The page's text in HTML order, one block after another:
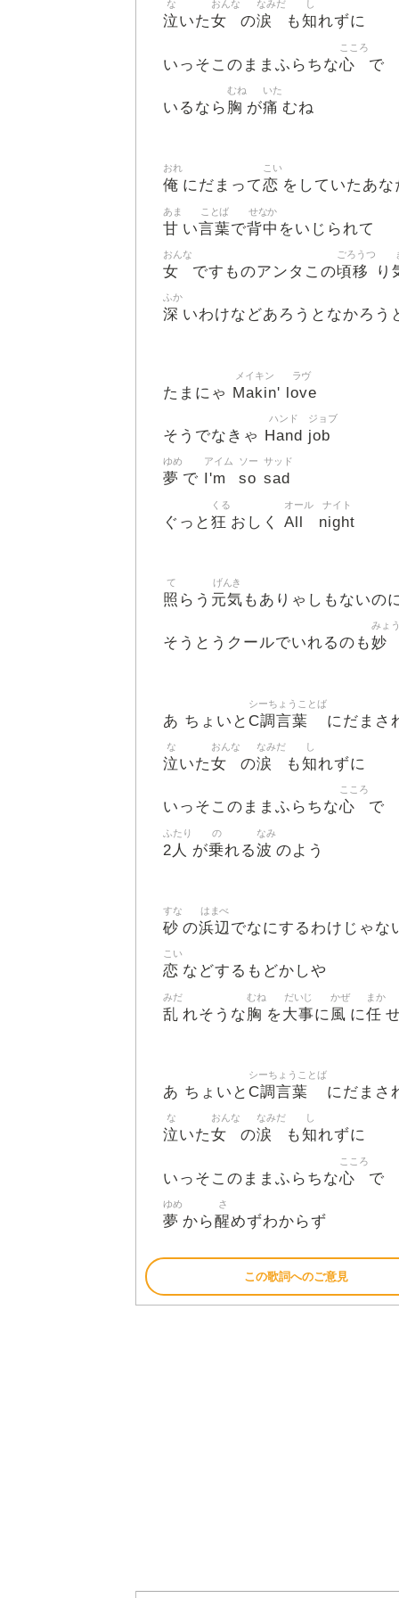
泣
な
いた女
おんな
の涙
なみだ
も知
し
れずに
いっそこのままふらちな心
こころ
で
いるなら 胸
むね
が痛
いた
むね
俺
おれ
にだまって恋
こい
をしていたあ
甘
あま
い言葉
ことば
で背中
せなか
をいじられて
女
おんな
ですものアンタこの頃移
ごろうつ
り
深
ふか
いわけなどあろうとなかろう
たまにゃ Makin
メイキン
' love
ラヴ
そうでなきゃ Hand
ハンド
job
ジョブ
夢
ゆめ
で I'm
アイム
so
ソー
sad
サッド
ぐっと 狂
くる
おしく All
オール
night
ナイト
照
て
らう 元気
げんき
もありゃしもないの
そうとうクールでいれるのも妙
みょう
あ ちょいと C調言葉
シーちょうことば
にだまさ
泣
な
いた女
おんな
の涙
なみだ
も知
し
れずに
いっそこのままふらちな心
こころ
で
2人
ふたり
が乗
の
れる波
なみ
のよう
砂
すな
の浜辺
はまべ
でなにするわけじゃな
恋
こい
などするもどかしや
乱
みだ
れそうな胸
むね
を大事
だいじ
に 風
かぜ
に任
まか
あ ちょいと C調言葉
シーちょうことば
にだまさ
泣
な
いた女
おんな
の涙
なみだ
も知
し
れずに
いっそこのままふらちな心
こころ
で
夢
ゆめ
から醒
さ
めずわからず
この歌詞へのご意見